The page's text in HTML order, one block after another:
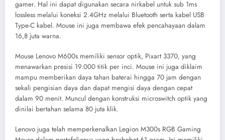
gamer. Hal ini dapat digunakan secara nirkabel untuk sub 1ms
lossless melalui koneksi 2.4GHz melalui Bluetooth serta kabel USB
Type-C kabel. Mouse ini juga membawa efek pencahayaan dalam
16,8 juta warna.
Mouse Lenovo M600s memiliki sensor optik, Pixart 3370, yang
menawarkan presisi 19.000 titik per inci. Mouse ini juga diklaim
mampu memberikan daya tahan baterai hingga 70 jam dengan
sekali pengisian daya dan dapat mengisi daya dengan cepat
dalam 90 menit. Muncul dengan konstruksi microswitch optik yang
dinilai bertahan selama 80 juta klik.
Lenovo juga telah memperkenalkan Legion M300s RGB Gaming